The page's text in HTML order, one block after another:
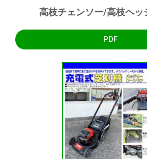
高枝チェンソー/高枝ヘッ
PDF